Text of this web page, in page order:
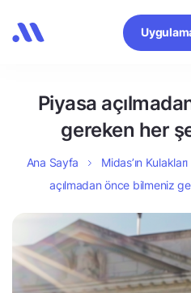
Piyasa
gereken her
Ana Sayfa Midas’ın Kulakları
açılmadan önce bilmeniz